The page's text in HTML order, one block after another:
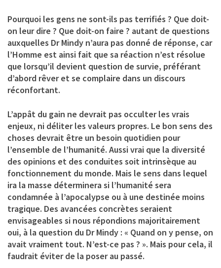
Pourquoi les gens ne sont-ils pas terrifiés ? Que doit-
on leur dire ? Que doit-on faire ? autant de questions
auxquelles Dr Mindy n’aura pas donné de réponse, car
l’Homme est ainsi fait que sa réaction n’est résolue
que lorsqu’il devient question de survie, préférant
d’abord rêver et se complaire dans un discours
réconfortant.
L’appât du gain ne devrait pas occulter les vrais
enjeux, ni déliter les valeurs propres. Le bon sens des
choses devrait être un besoin quotidien pour
l’ensemble de l’humanité. Aussi vrai que la diversité
des opinions et des conduites soit intrinsèque au
fonctionnement du monde. Mais le sens dans lequel
ira la masse déterminera si l’humanité sera
condamnée à l’apocalypse ou à une destinée moins
tragique. Des avancées concrètes seraient
envisageables si nous répondions majoritairement
oui, à la question du Dr Mindy : « Quand on y pense, on
avait vraiment tout. N’est-ce pas ? ». Mais pour cela, il
faudrait éviter de la poser au passé.